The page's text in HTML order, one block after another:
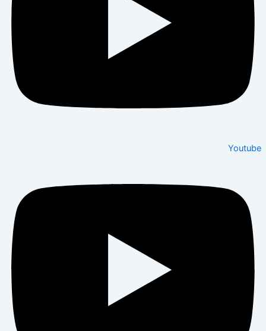
Youtube